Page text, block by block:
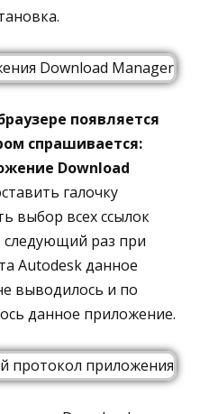
появляется
спрашивается:
Download
галочку
выбор всех ссылок
следующий раз при
Autodesk данное
выводилось и по
данное приложение.